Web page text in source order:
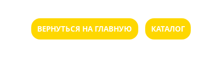
ВЕРНУТЬСЯ НА ГЛАВНУЮ КАТАЛОГ